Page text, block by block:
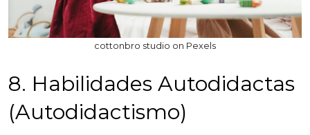
cottonbro studio on Pexels
8. Habilidades Autodidactas
(Autodidactismo)